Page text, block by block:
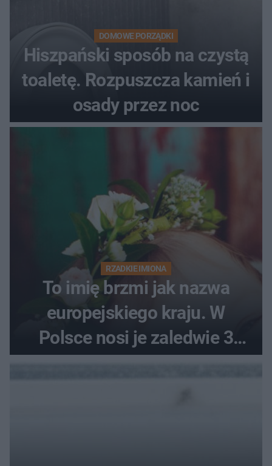
DOMOWE PORZĄDKI
Hiszpański sposób na czystą
toaletę. Rozpuszcza kamień i
osady przez noc
RZADKIE IMIONA
To imię brzmi jak nazwa
europejskiego kraju. W
Polsce nosi je zaledwie 3
kobiety